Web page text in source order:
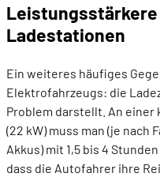
Ladestationen
Ein weiteres häufiges
Elektrofahrzeugs: die
Problem darstellt. An einer
(22 kW) muss man (je nach
Akkus) mit 1,5 bis 4
dass die Autofahrer ihre